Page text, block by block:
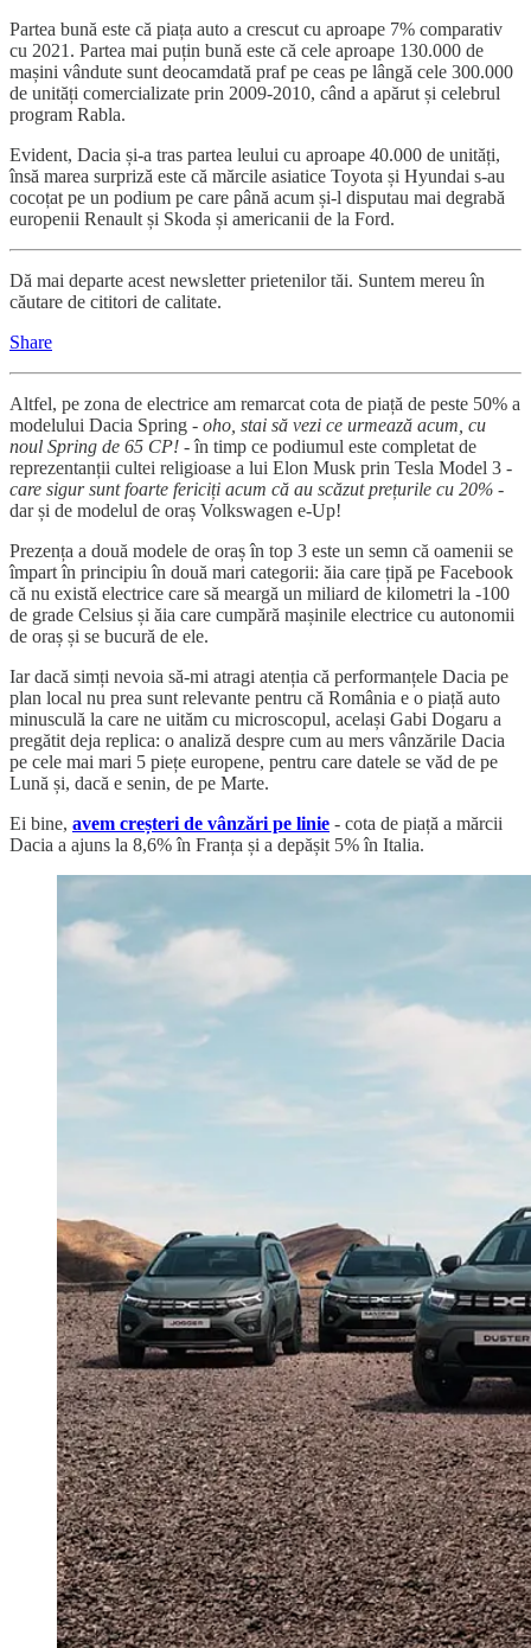
Partea bună este că piața auto a crescut cu aproape 7% comparativ
cu 2021. Partea mai puțin bună este că cele aproape 130.000 de
mașini vândute sunt deocamdată praf pe ceas pe lângă cele 300.000
de unități comercializate prin 2009-2010, când a apărut și celebrul
program Rabla.
Evident, Dacia și-a tras partea leului cu aproape 40.000 de unități,
însă marea surpriză este că mărcile asiatice Toyota și Hyundai s-au
cocoțat pe un podium pe care până acum și-l disputau mai degrabă
europenii Renault și Skoda și americanii de la Ford.
Dă mai departe acest newsletter prietenilor tăi. Suntem mereu în
căutare de cititori de calitate.
Share
Altfel, pe zona de electrice am remarcat cota de piață de peste 50% a
modelului Dacia Spring - oho, stai să vezi ce urmează acum, cu
noul Spring de 65 CP! - în timp ce podiumul este completat de
reprezentanții cultei religioase a lui Elon Musk prin Tesla Model 3 -
care sigur sunt foarte fericiți acum că au scăzut prețurile cu 20% -
dar și de modelul de oraș Volkswagen e-Up!
Prezența a două modele de oraș în top 3 este un semn că oamenii se
împart în principiu în două mari categorii: ăia care țipă pe Facebook
că nu există electrice care să meargă un miliard de kilometri la -100
de grade Celsius și ăia care cumpără mașinile electrice cu autonomii
de oraș și se bucură de ele.
Iar dacă simți nevoia să-mi atragi atenția că performanțele Dacia pe
plan local nu prea sunt relevante pentru că România e o piață auto
minusculă la care ne uităm cu microscopul, același Gabi Dogaru a
pregătit deja replica: o analiză despre cum au mers vânzările Dacia
pe cele mai mari 5 piețe europene, pentru care datele se văd de pe
Lună și, dacă e senin, de pe Marte.
Ei bine, avem creșteri de vânzări pe linie - cota de piață a mărcii
Dacia a ajuns la 8,6% în Franța și a depășit 5% în Italia.